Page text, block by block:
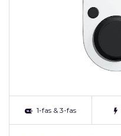
1-fas & 3-fas